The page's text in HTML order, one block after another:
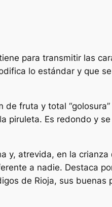
para transmitir las
lo estándar y que
de fruta y total
piruleta. Es redondo y
y, atrevida, en la
a nadie. Destaca
de Rioja, sus